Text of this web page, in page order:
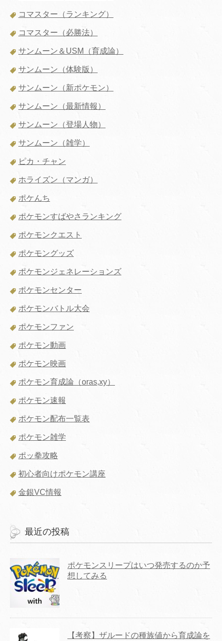
コマスター（ランキング）
コマスター（必勝法）
サンムーン＆USM（育成論）
サンムーン（体験版）
サンムーン（新ポケモン）
サンムーン（最新情報）
サンムーン（登場人物）
サンムーン（雑学）
ピカ・チャン
ホライズン（マンガ）
ポケんち
ポケモンすばやさランキング
ポケモンクエスト
ポケモングッズ
ポケモンジェネレーションズ
ポケモンセンター
ポケモンバトル大会
ポケモンファン
ポケモン動画
ポケモン映画
ポケモン育成論（oras,xy）
ポケモン速報
ポケモン配布一覧表
ポケモン雑学
ポッ拳攻略
初心者向けポケモン講座
金銀VC情報
最近の投稿
ポケモンスリープはいつ発売するのか予
想してみる
【考察】ザルードの種族値から育成論を